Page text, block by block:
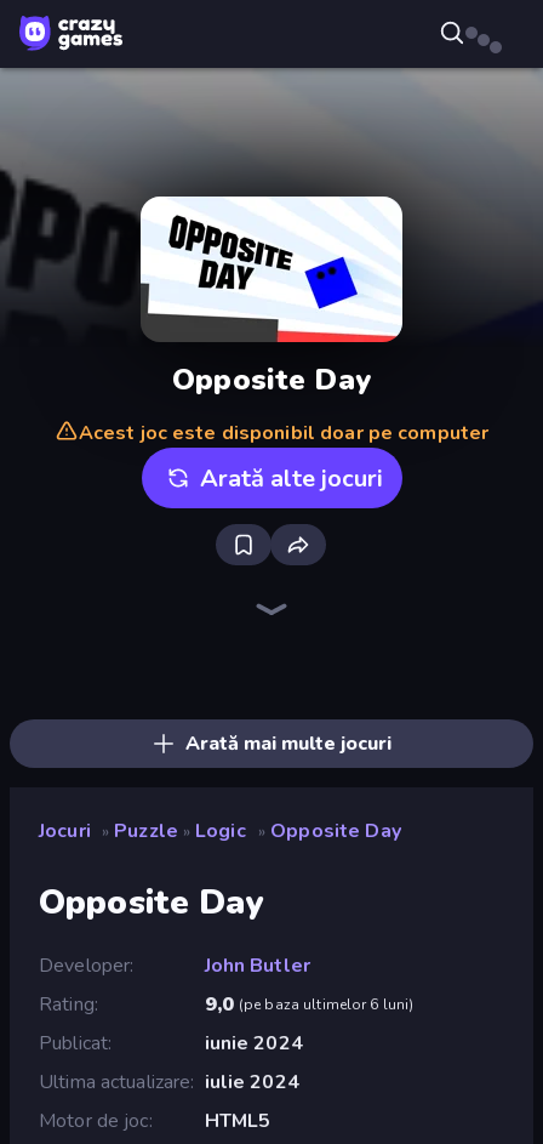
Opposite Day
Acest joc este disponibil doar pe computer
Arată alte jocuri
Arată mai multe jocuri
Jocuri » Puzzle » Logic » Opposite Day
Opposite Day
Developer
John Butler
Rating
9,0 (pe baza ultimelor 6 luni)
Publicat
iunie 2024
Ultima actualizare
iulie 2024
Motor de joc
HTML5